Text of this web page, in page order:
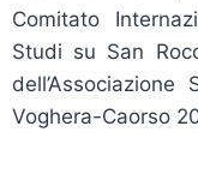
Comitato
Studi su San
Voghera-Caorso